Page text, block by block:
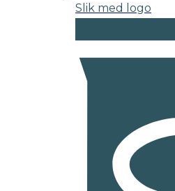
Slik med logo